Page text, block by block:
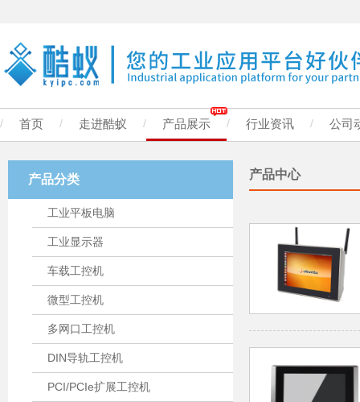
/ 首页 / 走进酷蚁 / 产品展示 / 行业资讯 / 公司
产品分类
工业平板电脑
工业显示器
车载工控机
微型工控机
多网口工控机
DIN导轨工控机
PCI/PCIe扩展工控机
产品中心